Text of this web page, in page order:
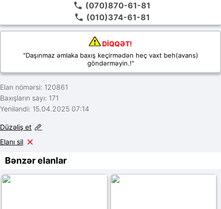
(070)870-61-81
(010)374-61-81
DİQQƏT!
"Daşınmaz əmlaka baxış keçirmədən heç vaxt beh(avans)
göndərməyin.!"
Elan nömərsi: 120861
Baxışların sayı: 171
Yeniləndi: 15.04.2025 07:14
Düzəliş et
Elanı sil
Bənzər elanlar